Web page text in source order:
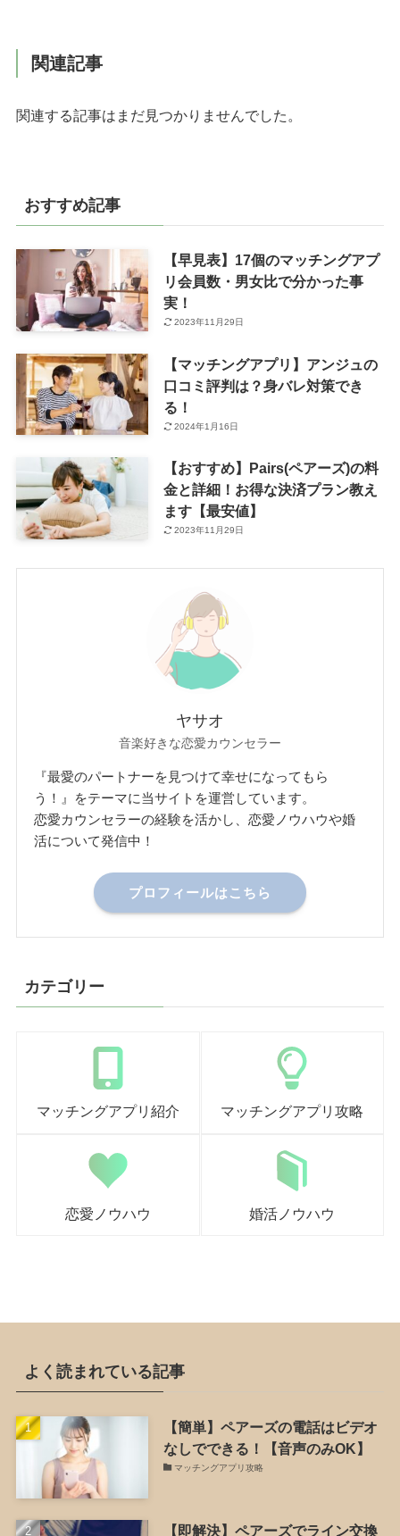
関連記事
関連する記事はまだ見つかりませんでした。
おすすめ記事
【早見表】17個のマッチングアプ
リ会員数・男女比で分かった事
実！
2023年11月29日
【マッチングアプリ】アンジュの
口コミ評判は？身バレ対策でき
る！
2024年1月16日
【おすすめ】Pairs(ペアーズ)の料
金と詳細！お得な決済プラン教え
ます【最安値】
2023年11月29日
ヤサオ
音楽好きな恋愛カウンセラー
『最愛のパートナーを見つけて幸せになってもら
う！』をテーマに当サイトを運営しています。
恋愛カウンセラーの経験を活かし、恋愛ノウハウや婚
活について発信中！
プロフィールはこちら
カテゴリー
マッチングアプリ紹介 マッチングアプリ攻略
恋愛ノウハウ 婚活ノウハウ
よく読まれている記事
【簡単】ペアーズの電話はビデオ
なしでできる！【音声のみOK】
マッチングアプリ攻略
【即解決】ペアーズでライン交換